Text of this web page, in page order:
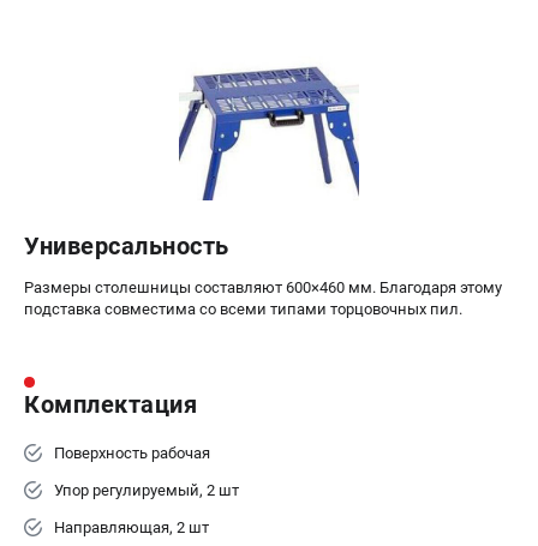
СТАНОЧНОЕ ОБОРУДОВАНИЕ
Комбинированные станки
Ленточнопильные станки
Стружкоотсосы
Циркулярные станки
ДОПОЛНИТЕЛЬНОЕ ОБОРУДОВАНИЕ
Патроны и переходники
Подставки для станков
Полотна пильные по дереву
Универсальность
Размеры столешницы составляют 600×460 мм. Благодаря этому
подставка совместима со всеми типами торцовочных пил.
Комплектация
Поверхность рабочая
Упор регулируемый, 2 шт
Направляющая, 2 шт